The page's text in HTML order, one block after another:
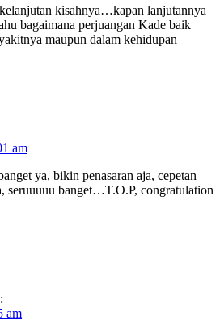
kisahnya…kapan lanjutannya
bagaimana perjuangan Kade baik
maupun dalam kehidupan
am
ya, bikin penasaran aja, cepetan
seruuuuu banget…T.O.P, congratulation
am